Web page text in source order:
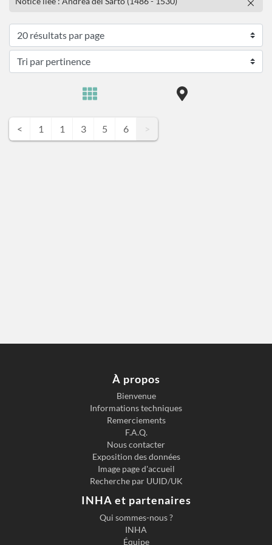
< 1 1 3 5 6 >
À propos
Bienvenue
Informations techniques
Remerciements
F.A.Q.
Nous contacter
Exposition des données
Image page d'accueil
Recherche par UUID/UK
INHA et partenaires
Qui sommes-nous ?
INHA
Équipe